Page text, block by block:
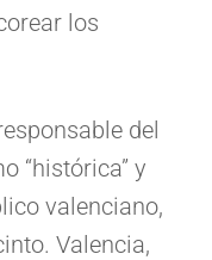
los
del
“histórica” y
valenciano,
Valencia,